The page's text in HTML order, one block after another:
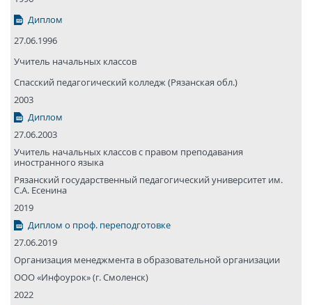
Диплом
27.06.1996
Учитель начальных классов
Спасский педагогический колледж (Рязанская обл.)
2003
Диплом
27.06.2003
Учитель начальных классов с правом преподавания
иностранного языка
Рязанский государствен­ный педагогический университет им.
С.А. Есенина
2019
Диплом о проф. переподготовке
27.06.2019
Организация менеджмента в образовательной организации
ООО «Инфоурок» (г. Смоленск)
2022